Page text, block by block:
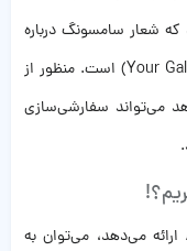
شعار سامسونگ درباره
رابط کاربری این تلفن همراه (Your Galaxy, Your Way) است. منظور از
می‌تواند سفارشی‌سازی
از مهم‌ترین قابلیت‌هایی که تلفن همراه A23 ارائه می‌دهد، می‌توان به